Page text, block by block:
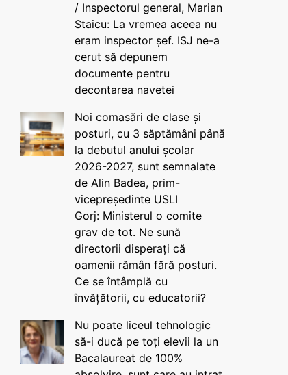
/ Inspectorul general, Marian
Staicu: La vremea aceea nu
eram inspector șef. ISJ ne-a
cerut să depunem
documente pentru
decontarea navetei
Noi comasări de clase și
posturi, cu 3 săptămâni până
la debutul anului școlar
2026-2027, sunt semnalate
de Alin Badea, prim-
vicepreședinte USLI
Gorj: Ministerul o comite
grav de tot. Ne sună
directorii disperați că
oamenii rămân fără posturi.
Ce se întâmplă cu
învățătorii, cu educatorii?
Nu poate liceul tehnologic
să-i ducă pe toți elevii la un
Bacalaureat de 100%